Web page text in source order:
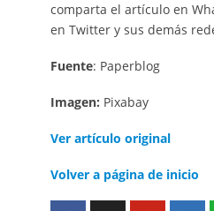
comparta el artículo en
en Twitter y sus demás
Fuente: Paperblog
Imagen: Pixabay
Ver artículo original
Volver a página de inicio